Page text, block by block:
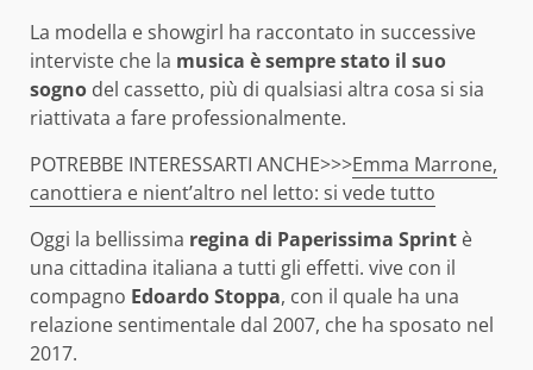
La modella e showgirl ha raccontato in successive
interviste che la musica è sempre stato il suo
sogno del cassetto, più di qualsiasi altra cosa si sia
riattivata a fare professionalmente.
POTREBBE INTERESSARTI ANCHE>>>Emma Marrone,
canottiera e nient’altro nel letto: si vede tutto
Oggi la bellissima regina di Paperissima Sprint è
una cittadina italiana a tutti gli effetti. vive con il
compagno Edoardo Stoppa, con il quale ha una
relazione sentimentale dal 2007, che ha sposato nel
2017.